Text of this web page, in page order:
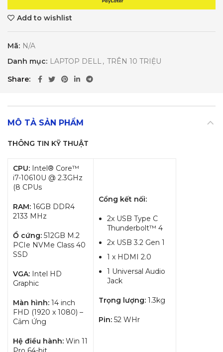
Add to wishlist
Mã: N/A
Danh mục: LAPTOP DELL, TRÊN 10 TRIỆU
Share
MÔ TẢ SẢN PHẨM
THÔNG TIN KỸ THUẬT
CPU: Intel® Core™
i7-10610U @ 2.3GHz
(8 CPUs
RAM: 16GB DDR4
2133 MHz
Ổ cứng: 512GB M.2
PCIe NVMe Class 40
SSD
VGA: Intel HD
Graphic
Màn hình: 14 inch
FHD (1920 x 1080) –
Cảm Ứng
Hệ điều hành: Win 11
Cổng kết nối:
2x USB Type C
Thunderbolt™ 4
2x USB 3.2 Gen 1
1 x HDMI 2.0
1 Universal Audio
Jack
Trọng lượng: 1.3kg
Pin: 52 WHr